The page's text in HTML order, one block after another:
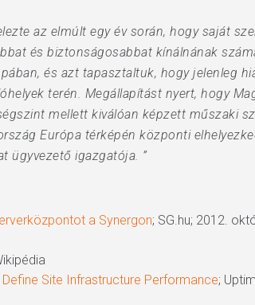
az elmúlt egy év során, hogy saját
és biztonságosabbat kínálnának
és azt tapasztaltuk, hogy jelenleg
terén. Megállapítást nyert, hogy
mellett kiválóan képzett műszaki
Európa térképén központi
ügyvezető igazgatója. ”
a Synergon; SG.hu; 2012.
Site Infrastructure Performance;